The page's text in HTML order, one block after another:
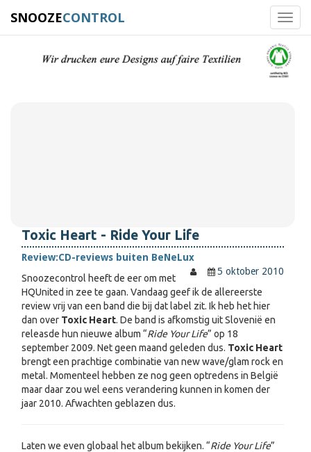
SNOOZECONTROL
Toxic Heart - Ride Your Life
Review:CD-reviews buiten BeNeLux
5 oktober 2010
Snoozecontrol heeft de eer om met
HQUnited in zee te gaan. Vandaag geef ik de allereerste
review vrij van een band die bij dat label zit. Ik heb het hier
dan over Toxic Heart. De band is afkomstig uit Slovenië en
releasde hun nieuwe album “Ride Your Life” op 18
september 2009. Net geen maand geleden dus. Toxic Heart
brengt een prachtige combinatie van new wave/glam rock en
metal. Momenteel hebben ze nog geen optredens in België
maar daar zou wel eens verandering kunnen in komen der
jaar 2010. Afwachten geblazen dus.
Laten we even globaal het album bekijken. “Ride Your Life”